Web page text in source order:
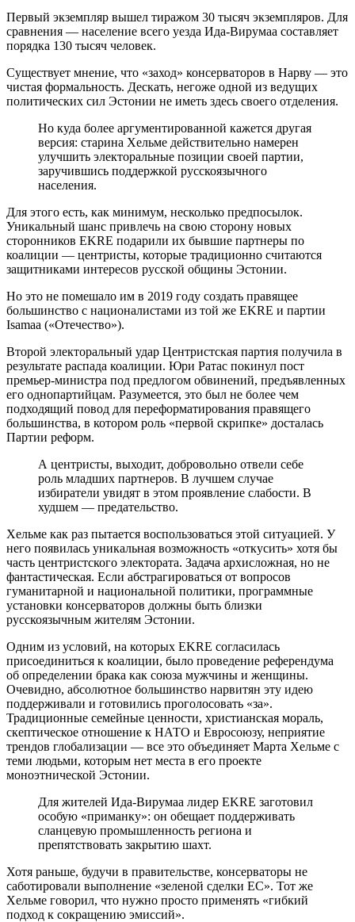
Первый экземпляр вышел тиражом 30 тысяч экземпляров. Для
сравнения — население всего уезда Ида-Вирумаа составляет
порядка 130 тысяч человек.
Существует мнение, что «заход» консерваторов в Нарву — это
чистая формальность. Дескать, негоже одной из ведущих
политических сил Эстонии не иметь здесь своего отделения.
Но куда более аргументированной кажется другая
версия: старина Хельме действительно намерен
улучшить электоральные позиции своей партии,
заручившись поддержкой русскоязычного
населения.
Для этого есть, как минимум, несколько предпосылок.
Уникальный шанс привлечь на свою сторону новых
сторонников EKRE подарили их бывшие партнеры по
коалиции — центристы, которые традиционно считаются
защитниками интересов русской общины Эстонии.
Но это не помешало им в 2019 году создать правящее
большинство с националистами из той же EKRE и партии
Isamaa («Отечество»).
Второй электоральный удар Центристская партия получила в
результате распада коалиции. Юри Ратас покинул пост
премьер-министра под предлогом обвинений, предъявленных
его однопартийцам. Разумеется, это был не более чем
подходящий повод для переформатирования правящего
большинства, в котором роль «первой скрипке» досталась
Партии реформ.
А центристы, выходит, добровольно отвели себе
роль младших партнеров. В лучшем случае
избиратели увидят в этом проявление слабости. В
худшем — предательство.
Хельме как раз пытается воспользоваться этой ситуацией. У
него появилась уникальная возможность «откусить» хотя бы
часть центристского электората. Задача архисложная, но не
фантастическая. Если абстрагироваться от вопросов
гуманитарной и национальной политики, программные
установки консерваторов должны быть близки
русскоязычным жителям Эстонии.
Одним из условий, на которых EKRE согласилась
присоединиться к коалиции, было проведение референдума
об определении брака как союза мужчины и женщины.
Очевидно, абсолютное большинство нарвитян эту идею
поддерживали и готовились проголосовать «за».
Традиционные семейные ценности, христианская мораль,
скептическое отношение к НАТО и Евросоюзу, неприятие
трендов глобализации — все это объединяет Марта Хельме с
теми людьми, которым нет места в его проекте
моноэтнической Эстонии.
Для жителей Ида-Вирумаа лидер EKRE заготовил
особую «приманку»: он обещает поддерживать
сланцевую промышленность региона и
препятствовать закрытию шахт.
Хотя раньше, будучи в правительстве, консерваторы не
саботировали выполнение «зеленой сделки ЕС». Тот же
Хельме говорил, что нужно просто применять «гибкий
подход к сокращению эмиссий».